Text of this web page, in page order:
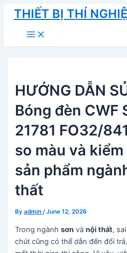
Skip
content
THIẾT BỊ THÍ
Main
Menu
HƯỚNG DẪN
Bóng đèn CWF
21781 FO32/
so màu và
sản phẩm
thất
Byadmin/June 12, 2026
Trong ngànhsơn vànội thất,
chút cũng có thể dẫn đến đổi